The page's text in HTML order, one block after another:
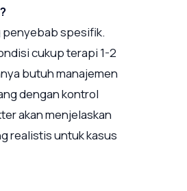
spesifik.
cukup terapi 1-2
butuh manajemen
dengan kontrol
akan menjelaskan
realistis untuk kasus